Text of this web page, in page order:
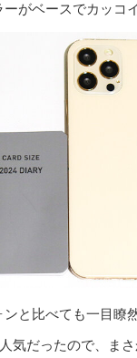
がベースでカッコ
と比べても一目瞭然
気だったので、ま